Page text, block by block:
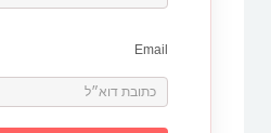
Email